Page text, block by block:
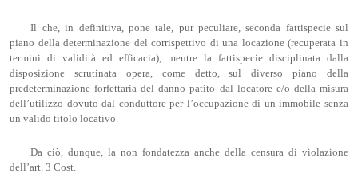
Il che, in definitiva, pone tale, pur peculiare, seconda fattispecie sul
piano della determinazione del corrispettivo di una locazione (recuperata in
termini di validità ed efficacia), mentre la fattispecie disciplinata dalla
disposizione scrutinata opera, come detto, sul diverso piano della
predeterminazione forfettaria del danno patito dal locatore e/o della misura
dell’utilizzo dovuto dal conduttore per l’occupazione di un immobile senza
un valido titolo locativo.
Da ciò, dunque, la non fondatezza anche della censura di violazione
dell’art. 3 Cost.